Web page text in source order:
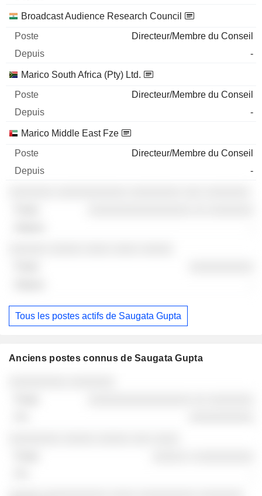
Broadcast Audience Research Council
Directeur/Membre du Conseil
-
Marico South Africa (Pty) Ltd.
Directeur/Membre du Conseil
-
Marico Middle East Fze
Directeur/Membre du Conseil
-
Tous les postes actifs de Saugata Gupta
Anciens postes connus de Saugata Gupta